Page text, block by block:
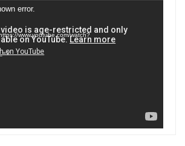
error.
www.youtube.com/watch?